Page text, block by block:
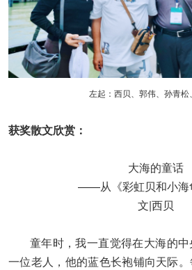
左起：西贝、郭伟、孙青松
获奖散文欣赏：
大海的童话
——从《彩虹贝和小海
文|西贝
童年时，我一直觉得在大海的中
一位老人，他的蓝色长袍铺向天际